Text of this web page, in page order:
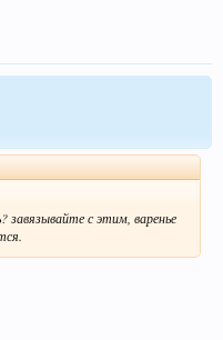
завязывайте с этим, варенье